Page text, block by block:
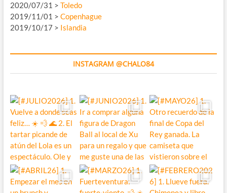
2020/07/31 > Toledo
2019/11/01 > Copenhague
2019/10/17 > Islandia
INSTAGRAM @CHALO84